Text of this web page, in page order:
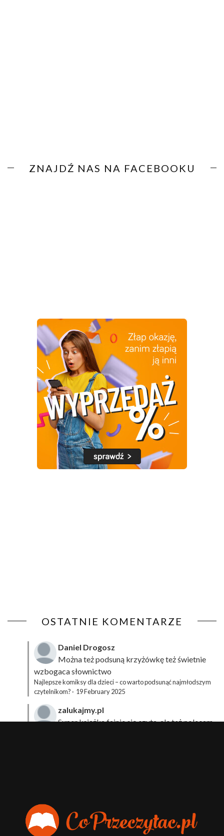
ZNAJDŹ NAS NA FACEBOOKU
OSTATNIE KOMENTARZE
Daniel Drogosz
Można też podsuną krzyżówkęteż świetnie
wzbogaca słownictwo
Najlepsze komiksy dla dzieci – co warto podsunąć najmłodszym
czytelnikom? · 19 February 2025
zalukajmy.pl
Super książka fajnie się czyta, ale też polecam
książki skoro czyta się np na czytniku.
Planer Książkary – ten gadżet powinien mieć każdy
książkoholik!
8 December 2023